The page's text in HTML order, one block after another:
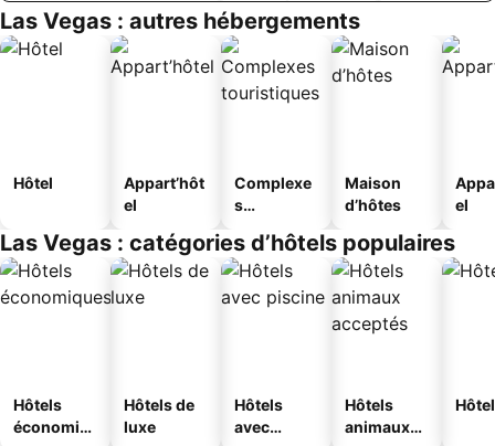
Las Vegas : autres hébergements
Hôtel
Appart’hôt
el
Complexe
s
s
Maison
d’hôtes
el
Las Vegas : catégories d’hôtels populaires
Hôtels
économiq
Hôtels de
luxe
Hôtels
avec
Hôtels
animaux